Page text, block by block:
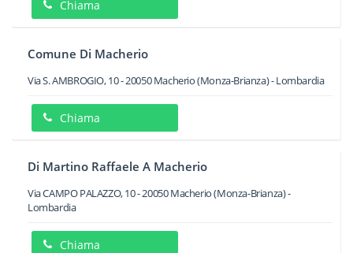
Chiama
Comune Di Macherio
Via S. AMBROGIO, 10-20050 Macherio(Monza-Brianza) -Lombardia
Chiama
Di Martino Raffaele A Macherio
Via CAMPO PALAZZO, 10-20050Macherio(Monza-Brianza) -
Lombardia
Chiama